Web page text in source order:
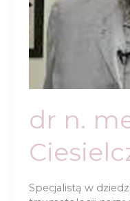
dr n.
Specjalistą w